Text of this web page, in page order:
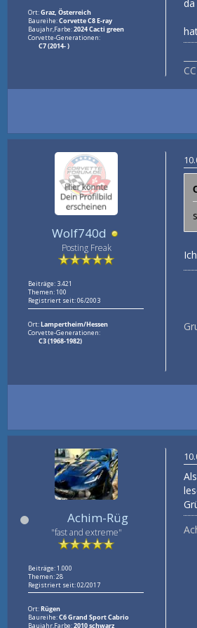
Ort:Graz, Österreich
Baureihe:Corvette C8 E-ray
Baujahr,Farbe:2024 Cacti green
Corvette-Generationen:
C7 (2014- )
Wolf740d
Posting Freak
Beiträge: 3.421
Themen: 100
Registriert seit: 06/2003
Ort:Lampertheim/Hessen
Corvette-Generationen:
C3 (1968-1982)
Achim-Rüg
"fast and extreme"
Beiträge: 1.000
Themen: 28
Registriert seit: 02/2017
Ort:Rügen
Baureihe:C6 Grand Sport Cabrio
Baujahr,Farbe:2010 schwarz